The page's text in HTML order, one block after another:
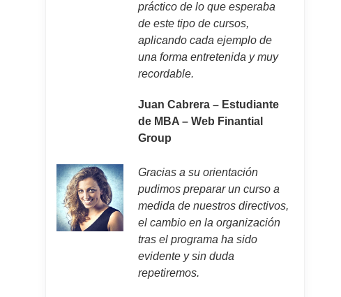
práctico de lo que esperaba
de este tipo de cursos,
aplicando cada ejemplo de
una forma entretenida y muy
recordable.
Juan Cabrera – Estudiante
de MBA – Web Finantial
Group
Gracias a su orientación
pudimos preparar un curso a
medida de nuestros directivos,
el cambio en la organización
tras el programa ha sido
evidente y sin duda
repetiremos.